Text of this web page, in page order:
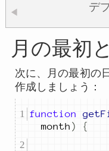
デ
◀
月の最初
次に、月の最初の
作成しましょう：
function
month ) {